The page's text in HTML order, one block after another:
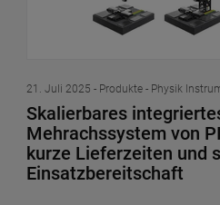
21. Juli 2025 - Produkte - Physik
Skalierbares
Mehrachssystem von
kurze Lieferzeiten und
Einsatzbereitschaft